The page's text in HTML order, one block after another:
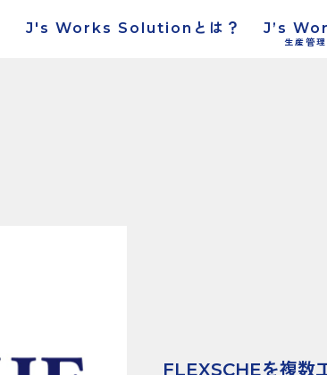
J's Works Solutionとは？ J’s
生産管
FLEXSCHEを複数